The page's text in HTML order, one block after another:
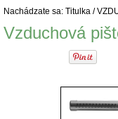
Nachádzate sa: Titulka /
Vzduchová